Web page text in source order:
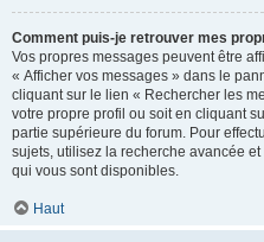
Comment puis-je retrouver mes
Vos propres messages peuvent être
« Afficher vos messages » dans le
cliquant sur le lien « Rechercher les
votre propre profil ou soit en cliquant
partie supérieure du forum. Pour
sujets, utilisez la recherche avancée
qui vous sont disponibles.
Haut